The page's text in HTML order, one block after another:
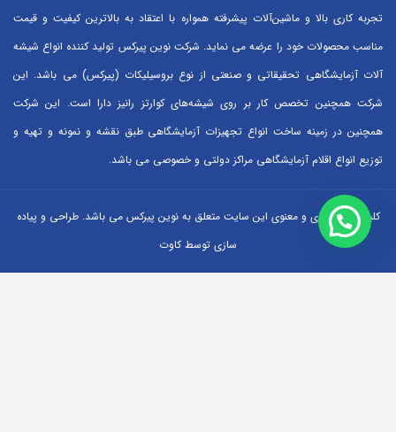
تجربه کاری بالا و ماشین‌آلات پیشرفته همواره با اعتقاد به بالاترین کیفیت و قیمت
مناسب محصولات خود را عرضه می نماید. شرکت نوین پیرکس تولید کننده انواع شیشه
آلات آزمایشگاهی تحقیقاتی و صنعتی از نوع بروسیلیکات (پیرکس) می باشد. این
شرکت همچنین تخصص کار بر روی شیشه‌های کوارتز رانیز دارا است. این شرکت
همچنین در زمینه ساخت انواع تجهیزات آزمایشگاهی طبق نقشه و نمونه و تهیه و
توزیع انواع اقلام آزمایشگاهی ‌مراکز دولتی و خصوصی می باشد.
کلیه حقوق مادی و معنوی این سایت متعلق به نوین پیرکس می باشد. طراحی و پیاده
سازی توسط کاوت